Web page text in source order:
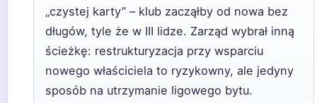
„czystej karty” – klub zacząłby od nowa bez
długów, tyle że w III lidze. Zarząd wybrał inną
ścieżkę: restrukturyzacja przy wsparciu
nowego właściciela to ryzykowny, ale jedyny
sposób na utrzymanie ligowego bytu.